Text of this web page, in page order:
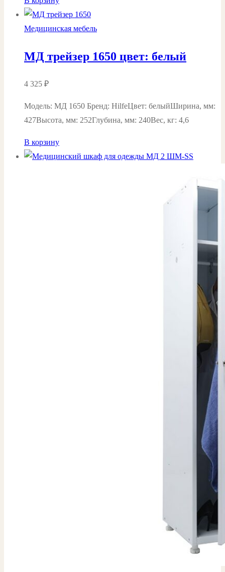
Медицинская мебель
МД трейзер 1650 цвет: белый
4 325 ₽
Модель: МД 1650 Бренд: HilfeЦвет: белыйШирина, мм:
427Высота, мм: 252Глубина, мм: 240Вес, кг: 4,6
В корзину